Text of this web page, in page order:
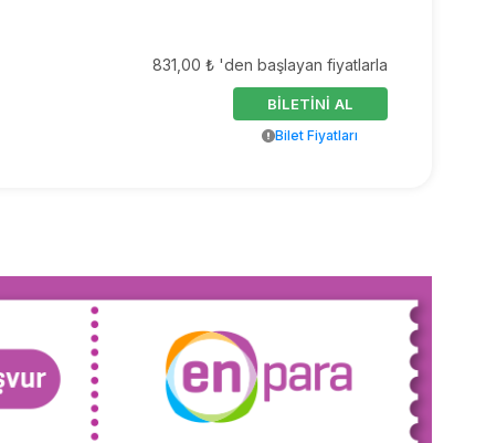
831,00 ₺ 'den başlayan fiyatlarla
BİLETİNİ AL
Bilet Fiyatları